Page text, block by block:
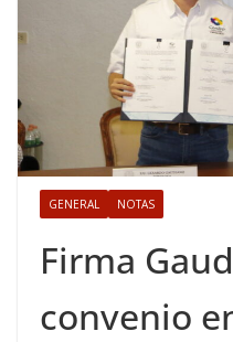
GENERAL NOTAS
Firma
convenio